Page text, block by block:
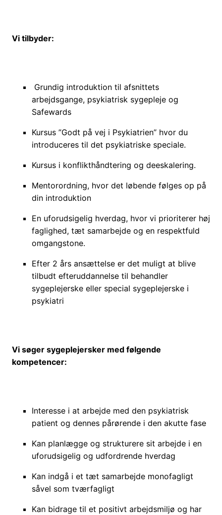
Vi tilbyder:
Grundig introduktion til afsnittets
arbejdsgange, psykiatrisk sygepleje og
Safewards
Kursus ”Godt på vej i Psykiatrien” hvor du
introduceres til det psykiatriske speciale.
Kursus i konflikthåndtering og deeskalering.
Mentorordning, hvor det løbende følges op på
din introduktion
En uforudsigelig hverdag, hvor vi prioriterer høj
faglighed, tæt samarbejde og en respektfuld
omgangstone.
Efter 2 års ansættelse er det muligt at blive
tilbudt efteruddannelse til behandler
sygeplejerske eller special sygeplejerske i
psykiatri
Vi søger sygeplejersker med følgende
kompetencer:
Interesse i at arbejde med den psykiatrisk
patient og dennes pårørende i den akutte fase
Kan planlægge og strukturere sit arbejde i en
uforudsigelig og udfordrende hverdag
Kan indgå i et tæt samarbejde monofagligt
såvel som tværfagligt
Kan bidrage til et positivt arbejdsmiljø og har